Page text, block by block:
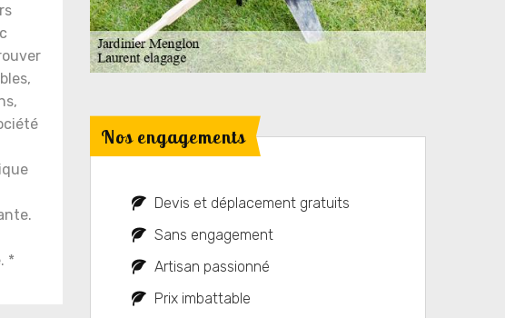
*
Nos engagements
Devis et déplacement gratuits
Sans engagement
Artisan passionné
Prix imbattable